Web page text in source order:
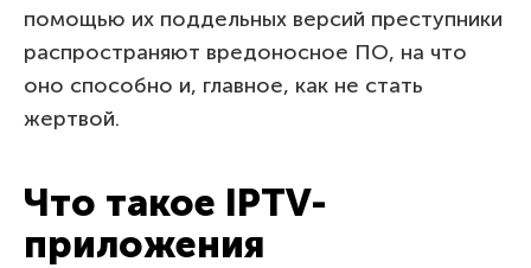
помощью их поддельных версий преступники
распространяют вредоносное ПО, на что
оно способно и, главное, как не стать
жертвой.
Что такое IPTV-
приложения